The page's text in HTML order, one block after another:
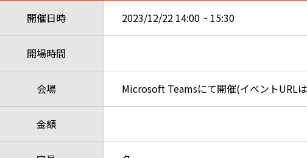
開催日時 2023/12/22 14:00 ~ 15:30
開場時間
会場 Microsoft Teamsにて開催(イベントURL
金額